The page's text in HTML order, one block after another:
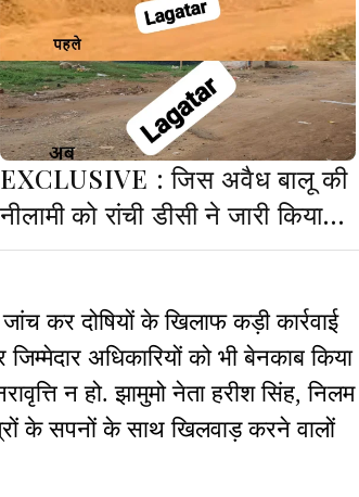
EXCLUSIVE : जिस अवैध बालू की
नीलामी को रांची डीसी ने जारी किया
आदेश, नीलामी से पहले ही DMO ने
कर दोषियों के खिलाफ कड़ी कार्रवाई
अधिकारियों को भी बेनकाब किया
न हो. झामुमो नेता हरीश सिंह, निलम
के सपनों के साथ खिलवाड़ करने वालों